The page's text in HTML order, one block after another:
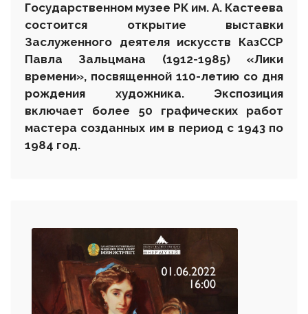
Государственном музее РК им. А. Кастеева
состоится открытие выставки
Заслуженного деятеля искусств КазССР
Павла Зальцмана (1912-1985) «Лики
времени», посвященной 110-летию со дня
рождения художника. Экспозиция
включает более 50 графических работ
мастера созданных им в период с 1943 по
1984 год.